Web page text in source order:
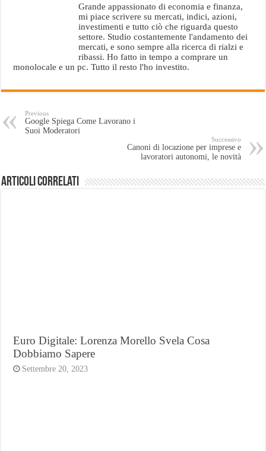
Grande appassionato di economia e finanza,
mi piace scrivere su mercati, indici, azioni,
investimenti e tutto ciò che riguarda questo
settore. Studio costantemente l'andamento dei
mercati, e sono sempre alla ricerca di rialzi e
ribassi. Ho fatto in tempo a comprare un
monolocale e un pc. Tutto il resto l'ho investito.
Previous
Google Spiega Come Lavorano i
Suoi Moderatori
Successivo
Canoni di locazione per imprese e
lavoratori autonomi, le novità
Articoli Correlati
Euro Digitale: Lorenza Morello Svela Cosa
Dobbiamo Sapere
Settembre 20, 2023